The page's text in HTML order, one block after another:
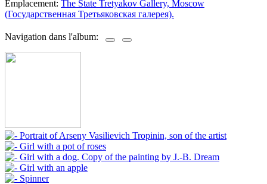
Emplacement: The State Tretyakov Gallery, Moscow
(Государственная Третьяковская галерея).
Navigation dans l'album: